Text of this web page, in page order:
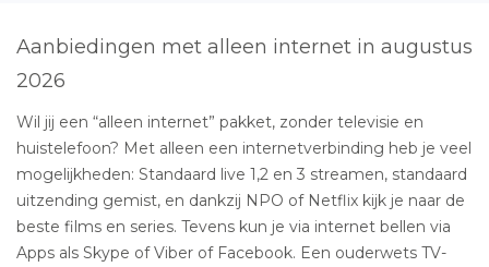
Aanbiedingen met alleen internet in augustus
2026
Wil jij een “alleen internet” pakket, zonder televisie en
huistelefoon? Met alleen een internetverbinding heb je veel
mogelijkheden: Standaard live 1,2 en 3 streamen, standaard
uitzending gemist, en dankzij NPO of Netflix kijk je naar de
beste films en series. Tevens kun je via internet bellen via
Apps als Skype of Viber of Facebook. Een ouderwets TV-